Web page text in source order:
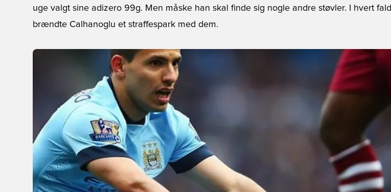
uge valgt sine adizero 99g. Men måske han skal finde sig nogle andre støvler. I hvert fald
brændte Calhanoglu et straffespark med dem.